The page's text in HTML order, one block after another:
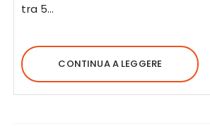
tra 5…
CONTINUA A LEGGERE